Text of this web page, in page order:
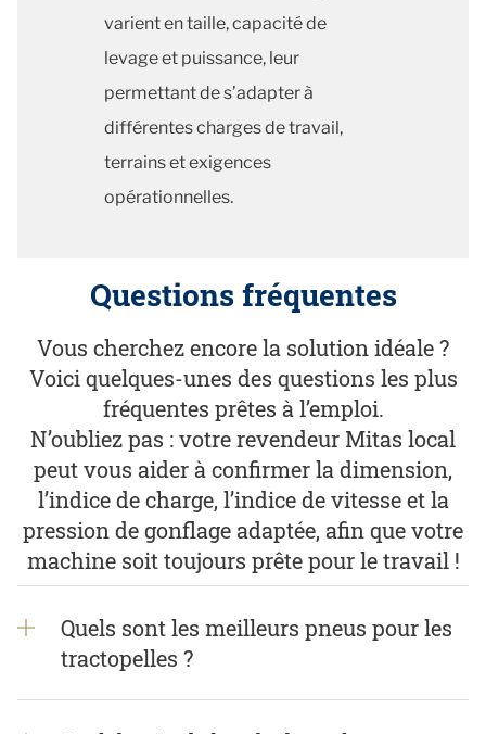
varient en taille, capacité de
levage et puissance, leur
permettant de s’adapter à
différentes charges de travail,
terrains et exigences
opérationnelles.
Questions fréquentes
Vous cherchez encore la solution idéale ?
Voici quelques-unes des questions les plus
fréquentes prêtes à l’emploi.
N’oubliez pas : votre revendeur Mitas local
peut vous aider à confirmer la dimension,
l’indice de charge, l’indice de vitesse et la
pression de gonflage adaptée, afin que votre
machine soit toujours prête pour le travail !
Quels sont les meilleurs pneus pour les
tractopelles ?